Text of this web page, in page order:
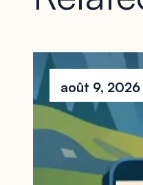
août 9, 2026